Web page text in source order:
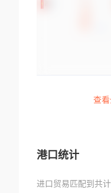
查
港口统计
进口贸易匹配到共计